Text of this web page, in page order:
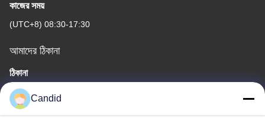
কাজের সময়
(UTC+8) 08:30-17:30
আমাদের ঠিকানা
ঠিকানা
বিল্ডিং বি৮, হুয়াচুয়াং ইন্ডাস্ট্রিয়াল পার্ক, প্যানু, গুয়াংজু, চীন ৫১১৪৫০
টেলিফোন
Candid